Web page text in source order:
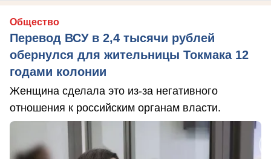
Общество
Перевод ВСУ в 2,4 тысячи рублей
обернулся для жительницы Токмака 12
годами колонии
Женщина сделала это из-за негативного
отношения к российским органам власти.